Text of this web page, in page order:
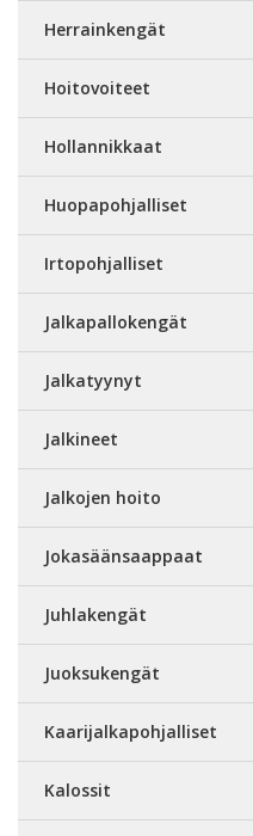
Herrainkengät
Hoitovoiteet
Hollannikkaat
Huopapohjalliset
Irtopohjalliset
Jalkapallokengät
Jalkatyynyt
Jalkineet
Jalkojen hoito
Jokasäänsaappaat
Juhlakengät
Juoksukengät
Kaarijalkapohjalliset
Kalossit